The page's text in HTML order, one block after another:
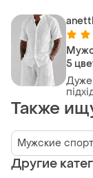
5
Дуже
Также
Мужские
Другие